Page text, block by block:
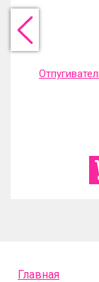
Главная